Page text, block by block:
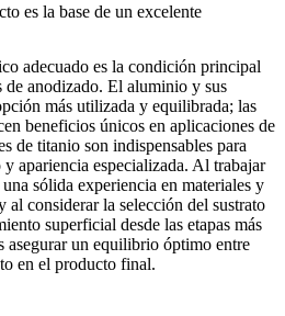
es la base de un excelente
adecuado es la condición principal
de anodizado. El aluminio y sus
más utilizada y equilibrada; las
beneficios únicos en aplicaciones de
de titanio son indispensables para
apariencia especializada. Al trabajar
sólida experiencia en materiales y
al considerar la selección del sustrato
superficial desde las etapas más
asegurar un equilibrio óptimo entre
en el producto final.